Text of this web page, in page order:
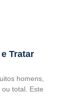
Tratar
homens,
total. Este